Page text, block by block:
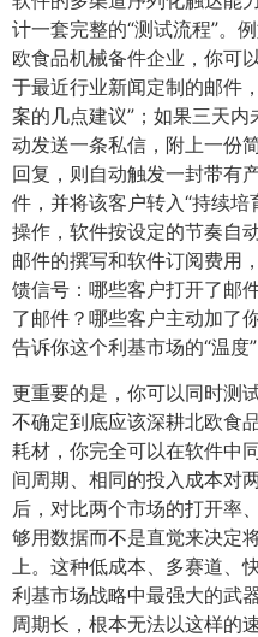
计一套完整的“测试流程”。
欧食品机械备件企业，你可
于最近行业新闻定制的邮件
案的几点建议”；如果三天
动发送一条私信，附上一份
回复，则自动触发一封带有
件，并将该客户转入“持续
操作，软件按设定的节奏自
邮件的撰写和软件订阅费用
馈信号：哪些客户打开了邮
了邮件？哪些客户主动加了
告诉你这个利基市场的“温度”
更重要的是，你可以同时测
不确定到底应该深耕北欧食
耗材，你完全可以在软件中
间周期、相同的投入成本对
后，对比两个市场的打开率
够用数据而不是直觉来决定
上。这种低成本、多赛道、
利基市场战略中最强大的武
周期长，根本无法以这样的